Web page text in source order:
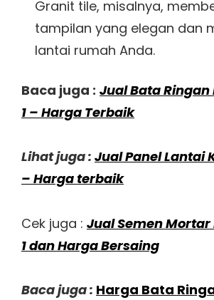
Granit tile, misalnya,
tampilan yang elegan dan
lantai rumah Anda.
Baca juga : Jual Bata Ringan
1 – Harga Terbaik
Lihat juga : Jual Panel Lantai
– Harga terbaik
Cek juga : Jual Semen Mortar
1 dan Harga Bersaing
Baca juga : Harga Bata